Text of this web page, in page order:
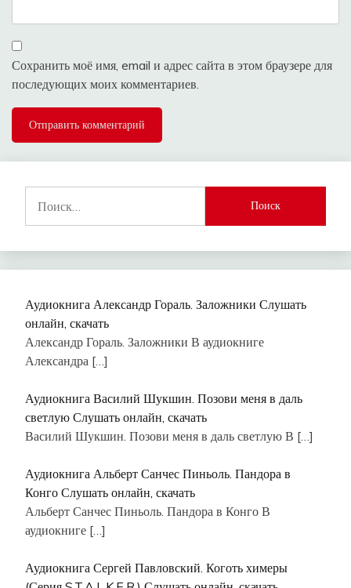
Сохранить моё имя, email и адрес сайта в этом браузере для
последующих моих комментариев.
Аудиокнига Александр Гораль. Заложники Слушать
онлайн, скачать
Александр Гораль. Заложники В аудиокниге
Александра […]
Аудиокнига Василий Шукшин. Позови меня в даль
светлую Слушать онлайн, скачать
Василий Шукшин. Позови меня в даль светлую В […]
Аудиокнига Альберт Санчес Пиньоль. Пандора в
Конго Слушать онлайн, скачать
Альберт Санчес Пиньоль. Пандора в Конго В
аудиокниге […]
Аудиокнига Сергей Павловский. Коготь химеры